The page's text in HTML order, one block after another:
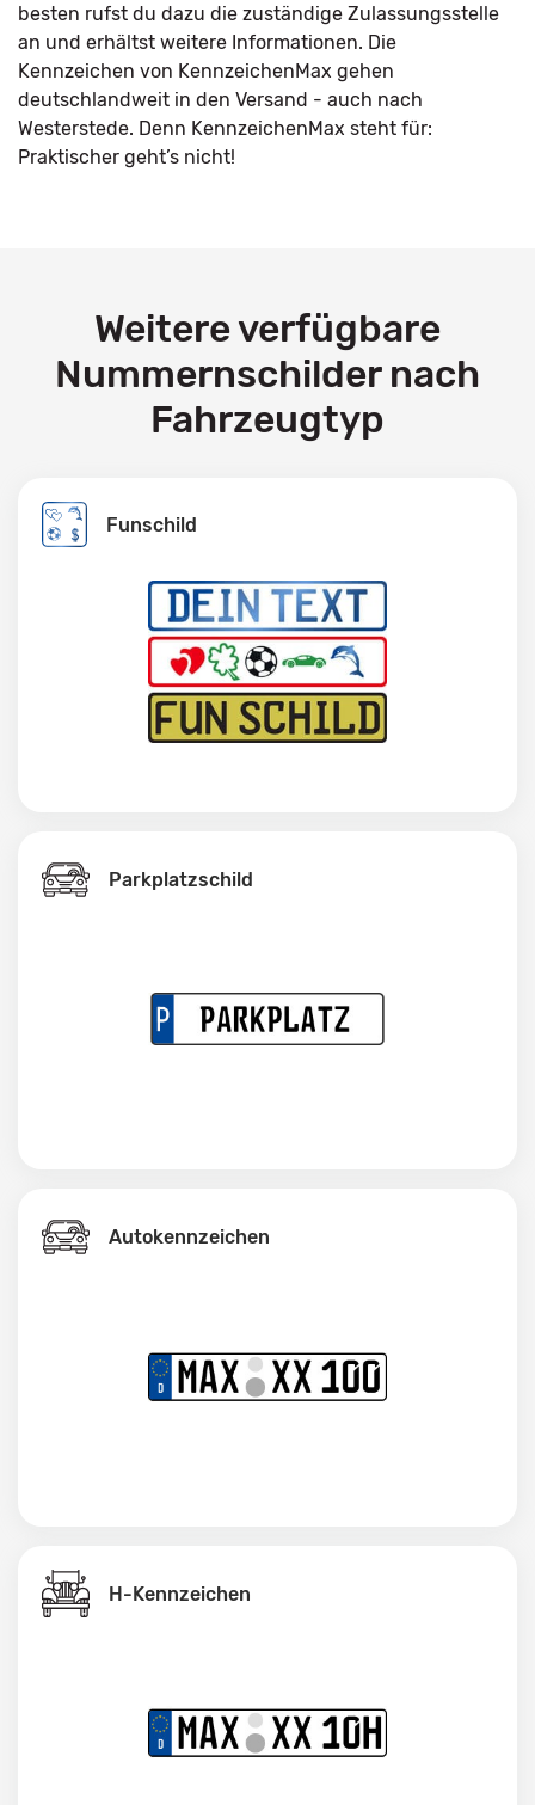
besten rufst du dazu die zuständige Zulassungsstelle
an und erhältst weitere Informationen. Die
Kennzeichen von KennzeichenMax gehen
deutschlandweit in den Versand - auch nach
Westerstede. Denn KennzeichenMax steht für:
Praktischer geht’s nicht!
Weitere verfügbare
Nummernschilder nach
Fahrzeugtyp
Funschild
Parkplatzschild
Autokennzeichen
H-Kennzeichen